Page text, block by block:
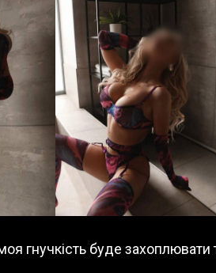
гнучкість буде захоплювати